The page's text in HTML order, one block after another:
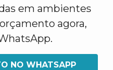
em ambientes
agora,
NO WHATSAPP